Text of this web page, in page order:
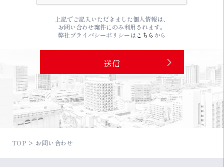
上記でご記入いただきました個人情報は、
お問い合わせ案件にのみ利用されます。
弊社プライバシーポリシーは こちら から
TOP お問い合わせ